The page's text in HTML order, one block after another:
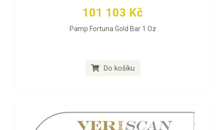
101 103 Kč
Pamp Fortuna Gold Bar 1 Oz
Do košíku